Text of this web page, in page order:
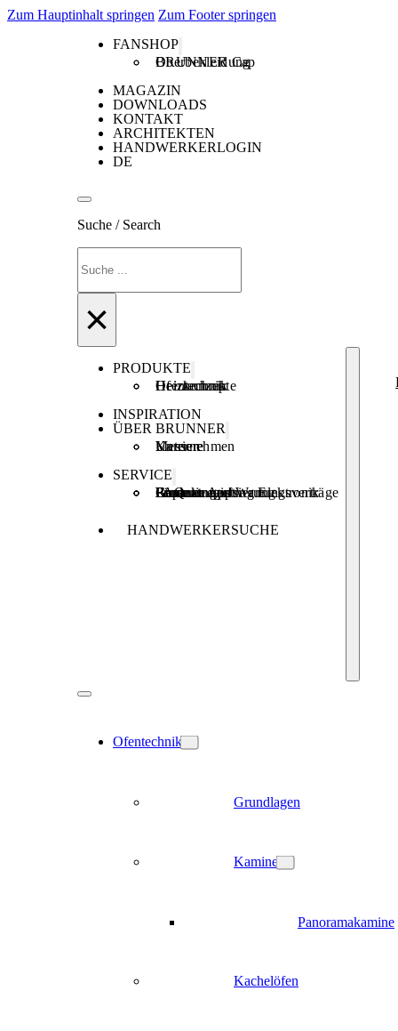
Zum Hauptinhalt springen Zum Footer springen
FANSHOP
Oberbekleidung
BRUNNER Cap
MAGAZIN
DOWNLOADS
KONTAKT
ARCHITEKTEN
HANDWERKERLOGIN
DE
Suche / Search
×
PRODUKTE
Ofentechnik
Heiztechnik
Heizkonzepte
INSPIRATION
ÜBER BRUNNER
Unternehmen
Karriere
Messen
SERVICE
Produktregistrierung
Brunner Apps
FAQ
Förderungen
Garantie und Wartungsverträge
Reparaturauftrag Elektronik
HANDWERKERSUCHE
Ofentechnik
Grundlagen
Kamine
Panoramakamine
Kachelöfen